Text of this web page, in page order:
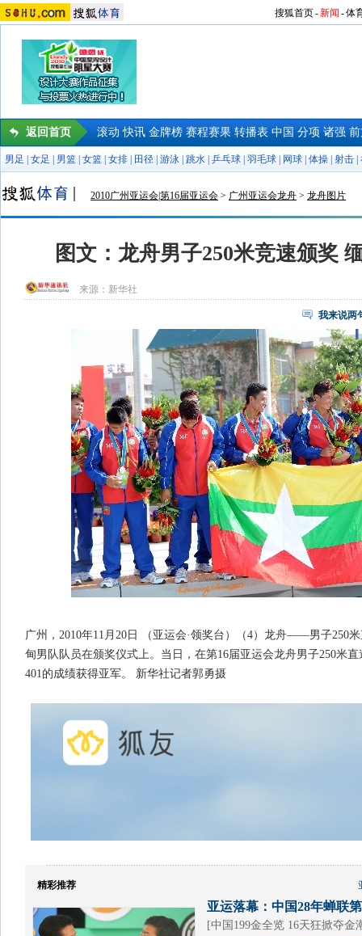
搜狐首页-新闻 -体
返回首页 滚动 快讯 金牌榜 赛程赛果 转播表 中国 分项 诸强
男足 女足 男篮 女篮 女排 田径 游泳 跳水 乒乓球 羽毛球 网球 体操 射击
2010广州亚运会|第16届亚运会 > 广州亚运会龙舟 > 龙舟图片
图文：龙舟男子250米竞速颁奖
来源： 新华社
我来说两
广州，2010年11月20日 （亚运会·领奖台）（4）龙舟——男子250
甸男队队员在颁奖仪式上。当日，在第16届亚运会龙舟男子250米
401的成绩获得亚军。 新华社记者郭勇摄
精彩推荐
亚运落幕：中国28年蝉联
[中国199金全览 16天狂掀夺金